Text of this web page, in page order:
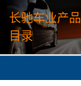
长驰车业产品
目录